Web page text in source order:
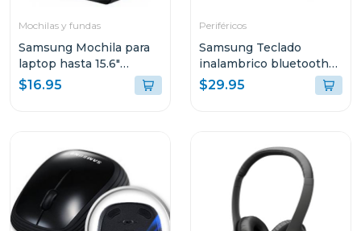
Mochilas y fundas
Samsung Mochila para
laptop hasta 15.6"
aabp2nm
$16.95
Periféricos
Samsung Teclado
inalambrico bluetooth
aask7pw
$29.95